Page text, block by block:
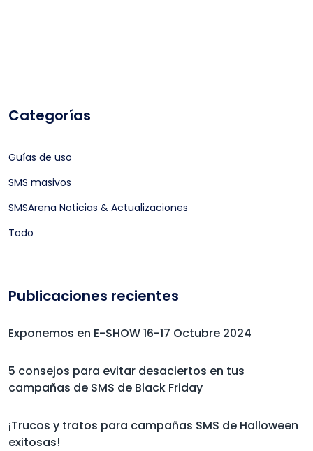
Categorías
Guías de uso
SMS masivos
SMSArena Noticias & Actualizaciones
Todo
Publicaciones recientes
Exponemos en E-SHOW 16-17 Octubre 2024
5 consejos para evitar desaciertos en tus
campañas de SMS de Black Friday
¡Trucos y tratos para campañas SMS de Halloween
exitosas!